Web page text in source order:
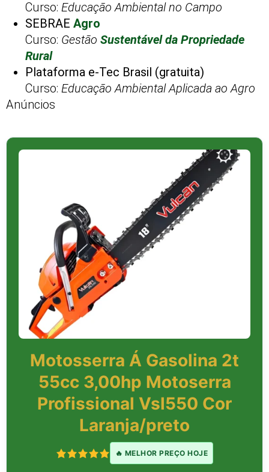
Curso: Educação Ambiental no Campo
SEBRAE Agro
Curso: Gestão Sustentável da Propriedade
Rural
Plataforma e-Tec Brasil (gratuita)
Curso: Educação Ambiental Aplicada ao Agro
Anúncios
Motosserra Á Gasolina 2t
55cc 3,00hp Motoserra
Profissional Vsl550 Cor
Laranja/preto
🔥 MELHOR PREÇO HOJE